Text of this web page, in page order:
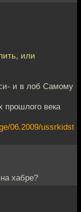
или
и в лоб Самому
прошлого века
06.2009/ussrkidst
хабре?